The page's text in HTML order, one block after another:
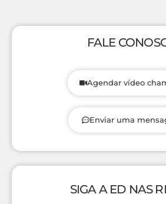
FALE
Agendar vídeo
Enviar uma
SIGA A ED NAS